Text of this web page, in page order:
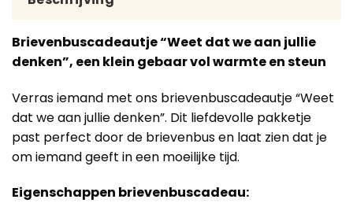
Brievenbuscadeautje “Weet dat we aan jullie
denken”, een klein gebaar vol warmte en steun
Verras iemand met ons brievenbuscadeautje “Weet
dat we aan jullie denken”. Dit liefdevolle pakketje
past perfect door de brievenbus en laat zien dat je
om iemand geeft in een moeilijke tijd.
Eigenschappen brievenbuscadeau: